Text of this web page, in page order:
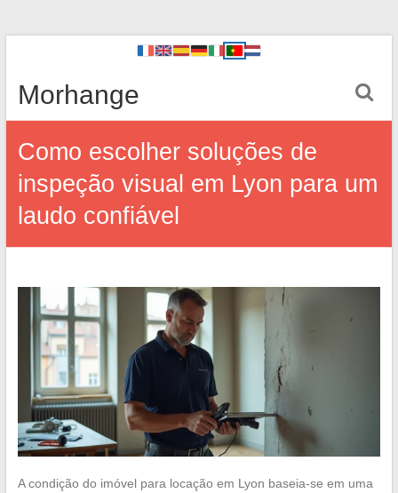
Morhange
Como escolher soluções de
inspeção visual em Lyon para um
laudo confiável
A condição do imóvel para locação em Lyon baseia-se em uma